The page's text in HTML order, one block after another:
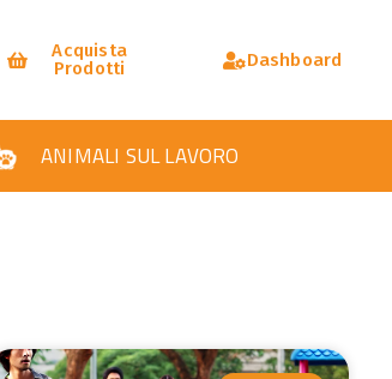
Acquista
Prodotti
Dashboard
ANIMALI SUL LAVORO